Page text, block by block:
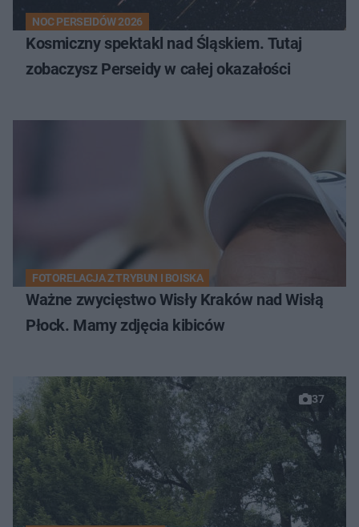
NOC PERSEIDÓW 2026
Kosmiczny spektakl nad Śląskiem. Tutaj
zobaczysz Perseidy w całej okazałości
FOTORELACJA Z TRYBUN I BOISKA
Ważne zwycięstwo Wisły Kraków nad Wisłą
Płock. Mamy zdjęcia kibiców
37